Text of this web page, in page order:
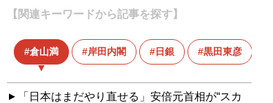
【関連キーワードから記事を探す】
倉山満 岸田内閣 日銀 黒田東彦
「日本はまだやり直せる」安倍元首相が“スカ